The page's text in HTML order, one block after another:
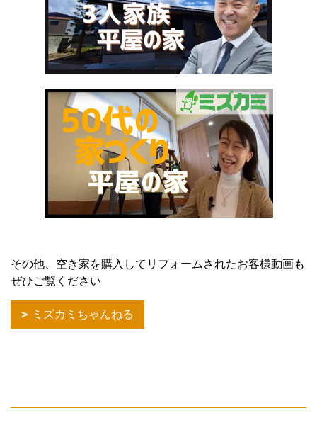
その他、空き家を購入してリフォームされたお客様動画も
ぜひご覧ください
ミズカミちゃんねる